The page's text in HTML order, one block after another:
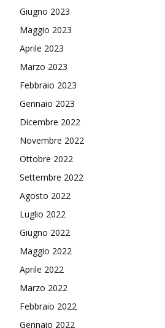
Giugno 2023
Maggio 2023
Aprile 2023
Marzo 2023
Febbraio 2023
Gennaio 2023
Dicembre 2022
Novembre 2022
Ottobre 2022
Settembre 2022
Agosto 2022
Luglio 2022
Giugno 2022
Maggio 2022
Aprile 2022
Marzo 2022
Febbraio 2022
Gennaio 2022